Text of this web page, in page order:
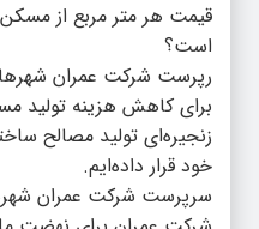
قیمت هر متر مربع از
است؟
رپرست شرکت عمران
برای کاهش هزینه تولید
زنجیره‌ای تولید مصالح
خود قرار داده‌ایم.
سرپرست شرکت عمران